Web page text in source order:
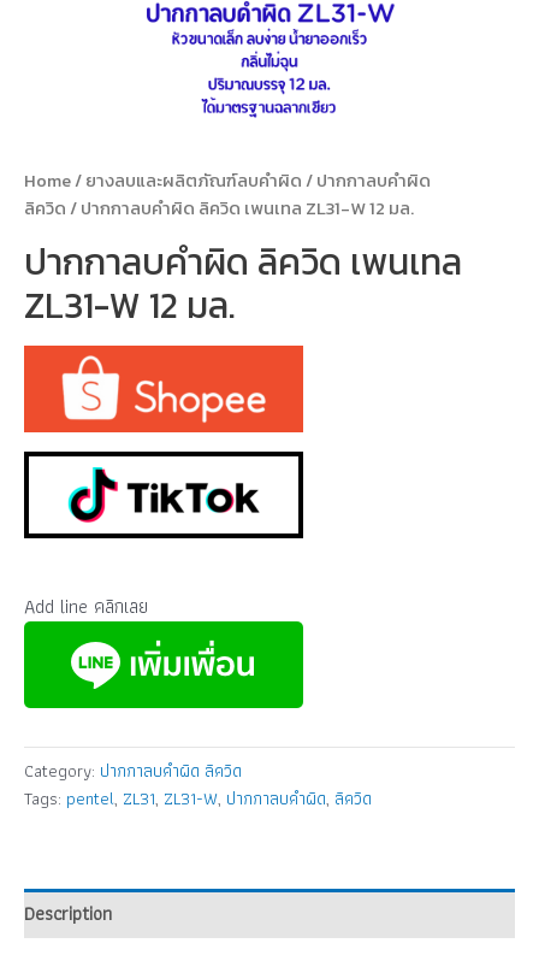
Home/ยางลบและผลิตภัณฑ์ลบคำผิด/ปากกาลบคำผิด
ลิควิด/ ปากกาลบคำผิด ลิควิด เพนเทล ZL31-W 12 มล.
ปากกาลบคำผิด ลิควิด เพนเทล
ZL31-W 12 มล.
Add line คลิกเลย
Category: ปากกาลบคำผิด ลิควิด
Tags: pentel, ZL31, ZL31-W, ปากกาลบคำผิด, ลิควิด
Description